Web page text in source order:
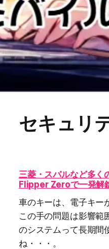
セキュリ
三菱・スバルなど多く
Flipper Zeroで一発解
車のキーは、電子キー
この手の問題は影響範
のシステムって長期間
ね・・・。